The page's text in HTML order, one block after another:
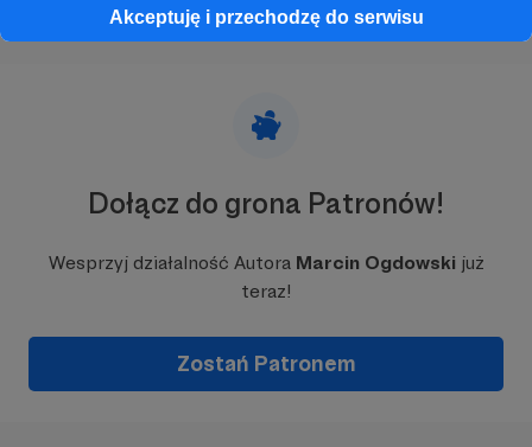
Akceptuję i przechodzę do serwisu
Dołącz do grona Patronów!
Wesprzyj działalność Autora Marcin Ogdowski już
teraz!
Zostań Patronem